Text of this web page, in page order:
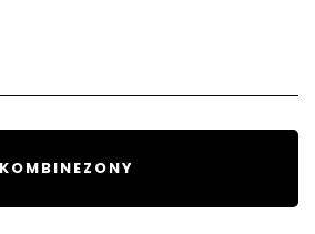
KOMBINEZONY